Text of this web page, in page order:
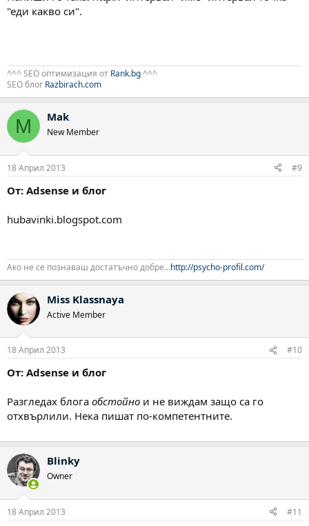
"еди какво си".
^^^ SEO оптимизация от Rank.bg^^^
SEO блог Razbirach.com
M Mak
New Member
18 Април 2013 #9
От: Adsense и блог
hubavinki.blogspot.com
Ако не се познаваш достатъчно добре...http://psycho-profil.com/
Miss Klassnaya
Active Member
18 Април 2013 #10
От: Adsense и блог
Разгледах блога обстойно и не виждам защо са го
отхвърлили. Нека пишат по-компетентните.
Blinky
Owner
18 Април 2013 #11